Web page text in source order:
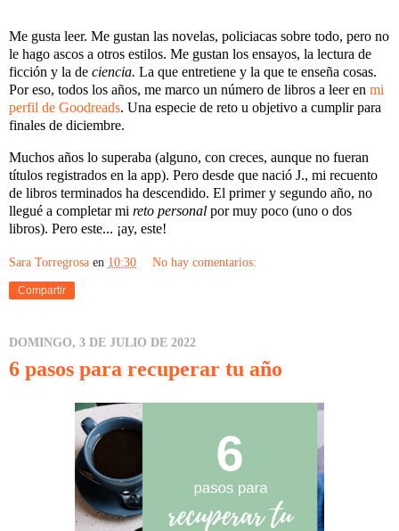
Me gusta leer. Me gustan las novelas, policiacas sobre todo, pero no
le hago ascos a otros estilos. Me gustan los ensayos, la lectura de
ficción y la de ciencia. La que entretiene y la que te enseña cosas.
Por eso, todos los años, me marco un número de libros a leer en mi
perfil de Goodreads. Una especie de reto u objetivo a cumplir para
finales de diciembre.
Muchos años lo superaba (alguno, con creces, aunque no fueran
títulos registrados en la app). Pero desde que nació J., mi recuento
de libros terminados ha descendido. El primer y segundo año, no
llegué a completar mi reto personal por muy poco (uno o dos
libros). Pero este... ¡ay, este!
Sara Torregrosa en 10:30 No hay comentarios:
Compartir
DOMINGO, 3 DE JULIO DE 2022
6 pasos para recuperar tu año